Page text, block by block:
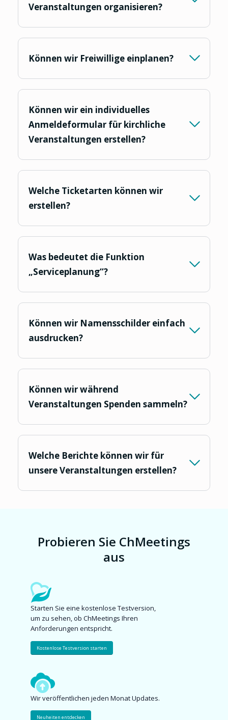
Veranstaltungen organisieren?
Können wir Freiwillige einplanen?
Können wir ein individuelles
Anmeldeformular für kirchliche
Veranstaltungen erstellen?
Welche Ticketarten können wir
erstellen?
Was bedeutet die Funktion
„Serviceplanung“?
Können wir Namensschilder einfach
ausdrucken?
Können wir während
Veranstaltungen Spenden sammeln?
Welche Berichte können wir für
unsere Veranstaltungen erstellen?
Probieren Sie ChMeetings
aus
Starten Sie eine kostenlose Testversion,
um zu sehen, ob ChMeetings Ihren
Anforderungen entspricht.
Kostenlose Testversion starten
Wir veröffentlichen jeden Monat Updates.
Neuheiten entdecken